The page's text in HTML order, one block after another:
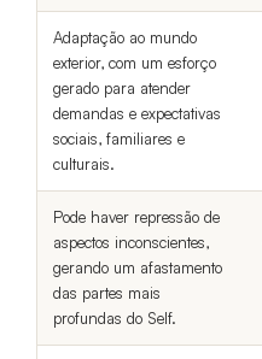
Adaptação ao mundo
exterior, com um esforço
gerado para atender
demandas e expectativas
sociais, familiares e
culturais.
Pode haver repressão de
aspectos inconscientes,
gerando um afastamento
das partes mais
profundas do Self.